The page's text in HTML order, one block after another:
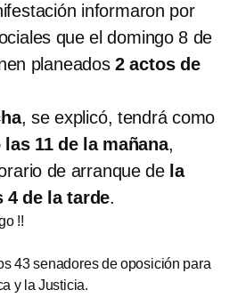
informaron por
que el domingo 8 de
planeados2 actos de
, se explicó, tendrá como
11 de la mañana,
de arranque de la
4 de la tarde.
!!
43 senadores de oposición para
y la Justicia.